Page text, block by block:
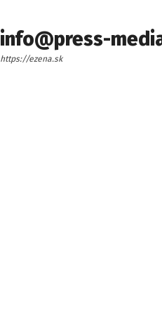
info@press-
https://ezena.sk